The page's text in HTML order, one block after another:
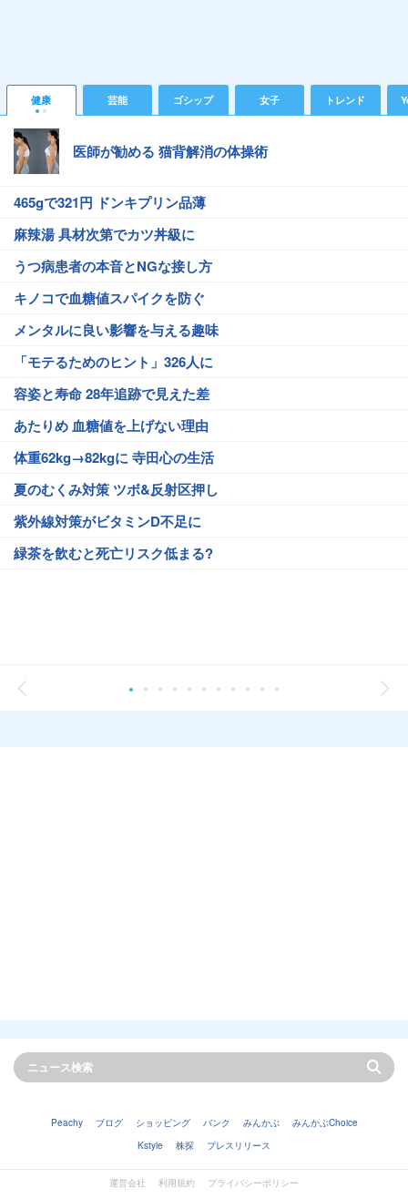
健康 芸能 ゴシップ 女子 トレンド
医師が勧める 猫背解消の体操術
465gで321円 ドンキプリン品薄
麻辣湯 具材次第でカツ丼級に
うつ病患者の本音とNGな接し方
キノコで血糖値スパイクを防ぐ
メンタルに良い影響を与える趣味
「モテるためのヒント」326人に
容姿と寿命 28年追跡で見えた差
あたりめ 血糖値を上げない理由
体重62kg→82kgに 寺田心の生活
夏のむくみ対策 ツボ&反射区押し
紫外線対策がビタミンD不足に
緑茶を飲むと死亡リスク低まる?
Peachy ブログ ショッピング バンク みんかぶ
みんかぶChoice
Kstyle
株探 プレスリリース
運営会社 利用規約 プライバシーポリシー